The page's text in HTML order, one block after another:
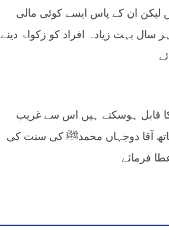
لیکن ان کے پاس ایسے کوئی مالی
سال بہت زیادہ افراد کو زکواۃ دینے
کا قابل ہوسکتے ہیں اس سے غریب
آقا دوجہاں محمدﷺ کی سنت کی
فرمائے